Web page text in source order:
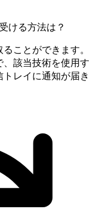
ける方法は？
ことができます。
該当技術を使用す
レイに通知が届き